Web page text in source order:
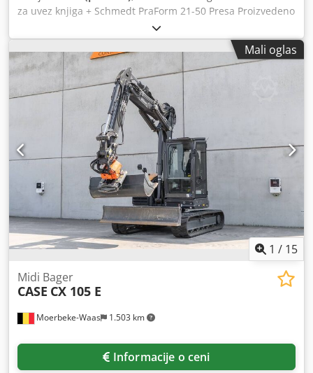
za uvez knjiga + Schmedt PraForm 21-50 Presa Proizvedeno
2022. godine. Schmedt PraLeg XL 18-60 Uređaj za kačenje
knjižnog bloka Mašina u dobrom stanju, spremna za rad.
Mašina ubacuje knjižni blok u pripremljenu tvrdu koricu.
Dva uređaja za nanošenje lepka, kontinuirano podešavanje
debljine lepka. Dsdpfxjzdazbe Ag Nekr Format: Visina
bloka: 80 – 450 mm Širina bloka: 110 – 450 mm Debljina
bloka: 2 – 80 mm Kapacitet: oko 200 – 300 kom/h
Napajanje: 230V Težina: 300 kg Proizvedeno u Nemačkoj.
Schmedt PraForm 21-50 Presa za knjige Presa za knjige sa
glodačem za žlebove. Proizvedeno u Schmedt, Nemačka.
Mašina je u veoma dobrom stanju, odmah spremna za
proizvodnju. Tehničke specifikacije: Maksimalni format:
420 x 520 x 100 mm Težina: 220 kg Napajanje: 230 V +
komprimovani vazduh. Cena je za set od dve mašine.
Mali oglas
1 / 15
Moerbeke-Waas 1.503 km
Midi Bager
CASE CX 105 E
Informacije o ceni